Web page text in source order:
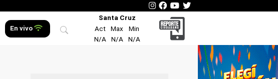
En vivo
Santa Cruz
Act
Max
Min
N/A
N/A N/A